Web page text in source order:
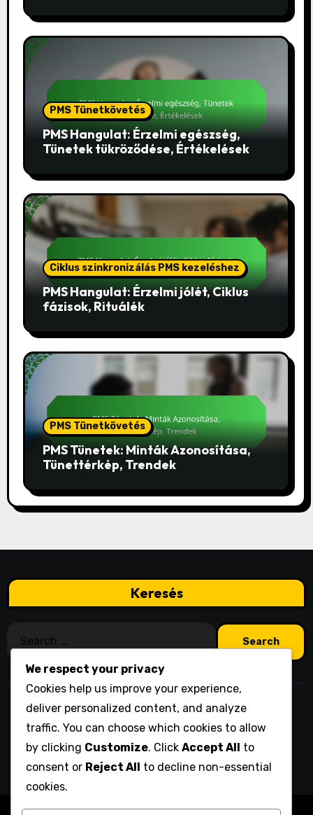
PMS Tünetkövetés
PMS Hangulat: Érzelmi egészség,
Tünetek tükröződése, Értékelések
Ciklus szinkronizálás PMS kezeléshez
PMS Hangulat: Érzelmi jólét, Ciklus
fázisok, Rituálék
PMS Tünetkövetés
PMS Tünetek: Minták Azonosítása,
Tünettérkép, Trendek
Keresés
for:
olofsgillet.org
We respect your privacy
Cookies help us improve your experience,
deliver personalized content, and analyze
traffic. You can choose which cookies to allow
by clicking Customize. Click Accept All to
consent or Reject All to decline non-essential
cookies.